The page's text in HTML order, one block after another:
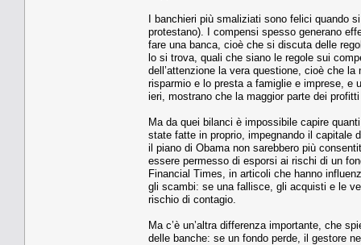
I banchieri più smaliziati sono felici quando
protestano). I compensi spesso generano
fare una banca, cioè che si discuta delle
lo si trova, quali che siano le regole sui
dell’attenzione la vera questione, cioè che
risparmio e lo presta a famiglie e imprese, e
ieri, mostrano che la maggior parte dei
Ma da quei bilanci è impossibile capire
state fatte in proprio, impegnando il capitale
il piano di Obama non sarebbero più
essere permesso di esporsi ai rischi di un
Financial Times, in articoli che hanno
gli scambi: se una fallisce, gli acquisti e le
rischio di contagio.
Ma c’è un’altra differenza importante, che
delle banche: se un fondo perde, il gestore